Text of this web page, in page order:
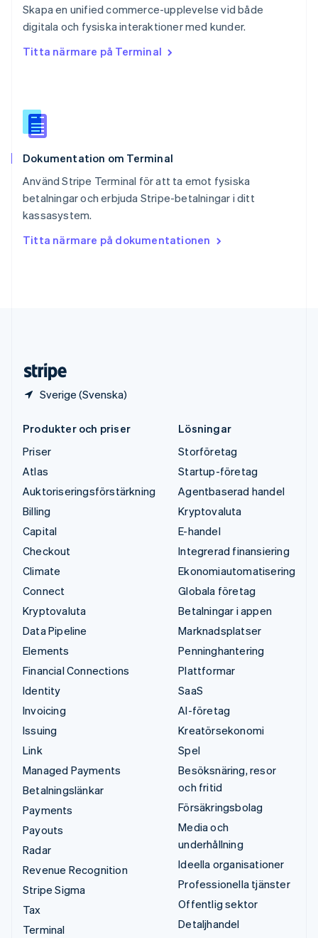
Skapa en unified commerce-upplevelse vid både
digitala och fysiska interaktioner med kunder.
Titta närmare på Terminal
Dokumentation om Terminal
Använd Stripe Terminal för att ta emot fysiska
betalningar och erbjuda Stripe-betalningar i ditt
kassasystem.
Titta närmare på dokumentationen
Sverige (Svenska)
DeutschFrançaisItalianoEnglish
Singapore
Slovakien
Spanien
Español
English
Sverige
English
Thailand
ไทยEnglish
English
Produkter och priser
Priser
Atlas
Auktoriseringsförstärkning
Billing
Capital
Checkout
Climate
Connect
Kryptovaluta
Data Pipeline
Elements
Financial Connections
Identity
Invoicing
Issuing
Link
Managed Payments
Betalningslänkar
Payments
Payouts
Radar
Revenue Recognition
Stripe Sigma
Tax
Terminal
Lösningar
Storföretag
Startup-företag
Agentbaserad handel
Kryptovaluta
E-handel
Integrerad finansiering
Ekonomiautomatisering
Globala företag
Betalningar i appen
Marknadsplatser
Penninghantering
Plattformar
SaaS
AI-företag
Kreatörsekonomi
Spel
Besöksnäring, resor
och fritid
Försäkringsbolag
Media och
underhållning
Ideella organisationer
Professionella tjänster
Offentlig sektor
Detaljhandel